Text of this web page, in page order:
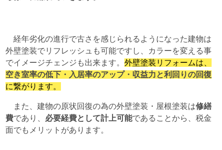
経年劣化の進行で古さを感じられるようになった建物は
外壁塗装でリフレッシュも可能ですし、カラーを変える事
でイメージチェンジも出来ます。 外壁塗装リフォームは、
空き室率の低下・入居率のアップ・収益力と利回りの回復
に繋がります。
また、建物の原状回復の為の外壁塗装・屋根塗装は修繕
費であり、 必要経費として計上可能であることから、税金
面でもメリットがあります。